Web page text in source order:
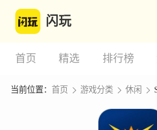
闪玩
首页 精选 排行榜
当前位置： 首页 游戏分类 休闲